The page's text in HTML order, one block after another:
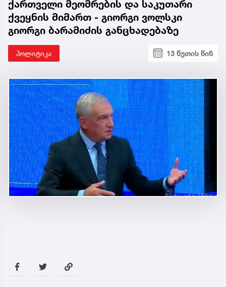
ქართველი მეომრების და საკუთარი
ქვეყნის მიმართ - გიორგი ვოლსკი
გიორგი ბარამიძის განცხადებაზე
პოლიტიკა 13 წუთის წინ